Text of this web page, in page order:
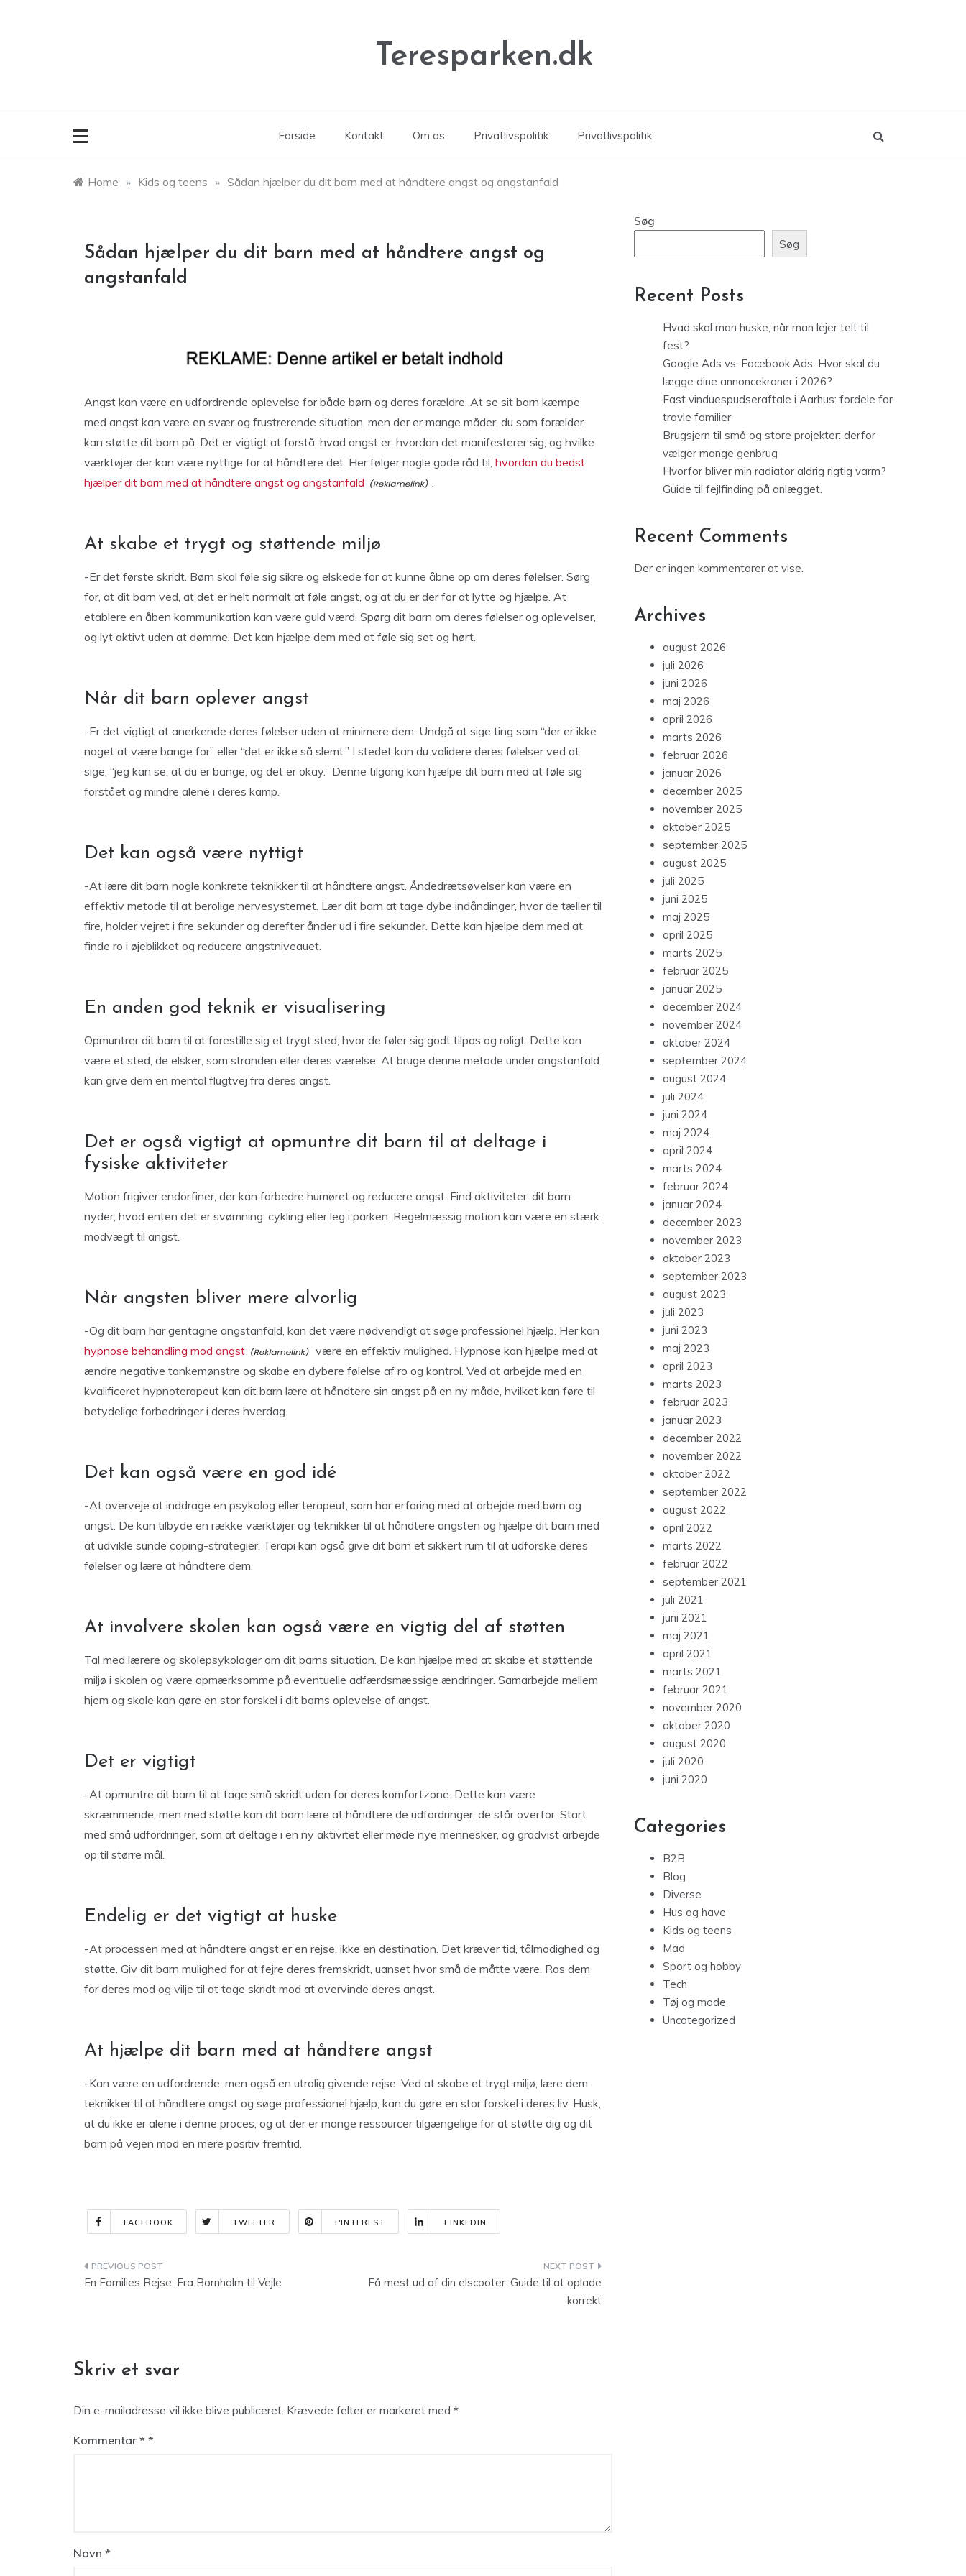
Teresparken.dk
Forside Kontakt Om os Privatlivspolitik Privatlivspolitik
Home » Kids og teens » Sådan hjælper du dit barn med at håndtere angst og angstanfald
Sådan hjælper du dit barn med at håndtere angst og
angstanfald
Angst kan være en udfordrende oplevelse for både børn og deres forældre. At se sit barn kæmpe
med angst kan være en svær og frustrerende situation, men der er mange måder, du som forælder
kan støtte dit barn på. Det er vigtigt at forstå, hvad angst er, hvordan det manifesterer sig, og hvilke
værktøjer der kan være nyttige for at håndtere det. Her følger nogle gode råd til, hvordan du bedst
hjælper dit barn med at håndtere angst og angstanfald
.
At skabe et trygt og støttende miljø
-Er det første skridt. Børn skal føle sig sikre og elskede for at kunne åbne op om deres følelser. Sørg
for, at dit barn ved, at det er helt normalt at føle angst, og at du er der for at lytte og hjælpe. At
etablere en åben kommunikation kan være guld værd. Spørg dit barn om deres følelser og oplevelser,
og lyt aktivt uden at dømme. Det kan hjælpe dem med at føle sig set og hørt.
Når dit barn oplever angst
-Er det vigtigt at anerkende deres følelser uden at minimere dem. Undgå at sige ting som “der er ikke
noget at være bange for” eller “det er ikke så slemt.” I stedet kan du validere deres følelser ved at
sige, “jeg kan se, at du er bange, og det er okay.” Denne tilgang kan hjælpe dit barn med at føle sig
forstået og mindre alene i deres kamp.
Det kan også være nyttigt
-At lære dit barn nogle konkrete teknikker til at håndtere angst. Åndedrætsøvelser kan være en
effektiv metode til at berolige nervesystemet. Lær dit barn at tage dybe indåndinger, hvor de tæller til
fire, holder vejret i fire sekunder og derefter ånder ud i fire sekunder. Dette kan hjælpe dem med at
finde ro i øjeblikket og reducere angstniveauet.
En anden god teknik er visualisering
Opmuntrer dit barn til at forestille sig et trygt sted, hvor de føler sig godt tilpas og roligt. Dette kan
være et sted, de elsker, som stranden eller deres værelse. At bruge denne metode under angstanfald
kan give dem en mental flugtvej fra deres angst.
Det er også vigtigt at opmuntre dit barn til at deltage i
fysiske aktiviteter
Motion frigiver endorfiner, der kan forbedre humøret og reducere angst. Find aktiviteter, dit barn
nyder, hvad enten det er svømning, cykling eller leg i parken. Regelmæssig motion kan være en stærk
modvægt til angst.
Når angsten bliver mere alvorlig
-Og dit barn har gentagne angstanfald, kan det være nødvendigt at søge professionel hjælp. Her kan
hypnose behandling mod angst
være en effektiv mulighed. Hypnose kan hjælpe med at
ændre negative tankemønstre og skabe en dybere følelse af ro og kontrol. Ved at arbejde med en
kvalificeret hypnoterapeut kan dit barn lære at håndtere sin angst på en ny måde, hvilket kan føre til
betydelige forbedringer i deres hverdag.
Det kan også være en god idé
-At overveje at inddrage en psykolog eller terapeut, som har erfaring med at arbejde med børn og
angst. De kan tilbyde en række værktøjer og teknikker til at håndtere angsten og hjælpe dit barn med
at udvikle sunde coping-strategier. Terapi kan også give dit barn et sikkert rum til at udforske deres
følelser og lære at håndtere dem.
At involvere skolen kan også være en vigtig del af støtten
Tal med lærere og skolepsykologer om dit barns situation. De kan hjælpe med at skabe et støttende
miljø i skolen og være opmærksomme på eventuelle adfærdsmæssige ændringer. Samarbejde mellem
hjem og skole kan gøre en stor forskel i dit barns oplevelse af angst.
Det er vigtigt
-At opmuntre dit barn til at tage små skridt uden for deres komfortzone. Dette kan være
skræmmende, men med støtte kan dit barn lære at håndtere de udfordringer, de står overfor. Start
med små udfordringer, som at deltage i en ny aktivitet eller møde nye mennesker, og gradvist arbejde
op til større mål.
Endelig er det vigtigt at huske
-At processen med at håndtere angst er en rejse, ikke en destination. Det kræver tid, tålmodighed og
støtte. Giv dit barn mulighed for at fejre deres fremskridt, uanset hvor små de måtte være. Ros dem
for deres mod og vilje til at tage skridt mod at overvinde deres angst.
At hjælpe dit barn med at håndtere angst
-Kan være en udfordrende, men også en utrolig givende rejse. Ved at skabe et trygt miljø, lære dem
teknikker til at håndtere angst og søge professionel hjælp, kan du gøre en stor forskel i deres liv. Husk,
at du ikke er alene i denne proces, og at der er mange ressourcer tilgængelige for at støtte dig og dit
barn på vejen mod en mere positiv fremtid.
FACEBOOK TWITTER PINTEREST LINKEDIN
Indlægsnavigation
En Families Rejse: Fra Bornholm til Vejle
Få mest ud af din elscooter: Guide til at oplade
korrekt
Skriv et svar
Din e-mailadresse vil ikke blive publiceret. Krævede felter er markeret med *
Kommentar *
Navn *
Søg
Søg
Recent Posts
Hvad skal man huske, når man lejer telt til
fest?
Google Ads vs. Facebook Ads: Hvor skal du
lægge dine annoncekroner i 2026?
Fast vinduespudseraftale i Aarhus: fordele for
travle familier
Brugsjern til små og store projekter: derfor
vælger mange genbrug
Hvorfor bliver min radiator aldrig rigtig varm?
Guide til fejlfinding på anlægget.
Recent Comments
Der er ingen kommentarer at vise.
Archives
august 2026
juli 2026
juni 2026
maj 2026
april 2026
marts 2026
februar 2026
januar 2026
december 2025
november 2025
oktober 2025
september 2025
august 2025
juli 2025
juni 2025
maj 2025
april 2025
marts 2025
februar 2025
januar 2025
december 2024
november 2024
oktober 2024
september 2024
august 2024
juli 2024
juni 2024
maj 2024
april 2024
marts 2024
februar 2024
januar 2024
december 2023
november 2023
oktober 2023
september 2023
august 2023
juli 2023
juni 2023
maj 2023
april 2023
marts 2023
februar 2023
januar 2023
december 2022
november 2022
oktober 2022
september 2022
august 2022
april 2022
marts 2022
februar 2022
september 2021
juli 2021
juni 2021
maj 2021
april 2021
marts 2021
februar 2021
november 2020
oktober 2020
august 2020
juli 2020
juni 2020
Categories
B2B
Blog
Diverse
Hus og have
Kids og teens
Mad
Sport og hobby
Tech
Tøj og mode
Uncategorized